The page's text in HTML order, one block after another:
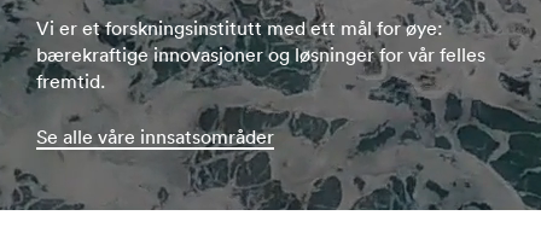
Vi er et forskningsinstitutt med ett mål for øye:
bærekraftige innovasjoner og løsninger for vår felles
fremtid.
Se alle våre innsatsområder